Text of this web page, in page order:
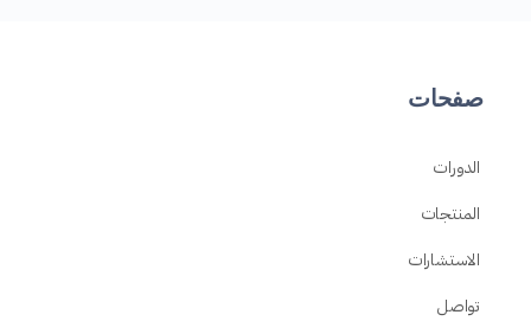
صفحات
الدورات
المنتجات
الاستشارات
تواصل